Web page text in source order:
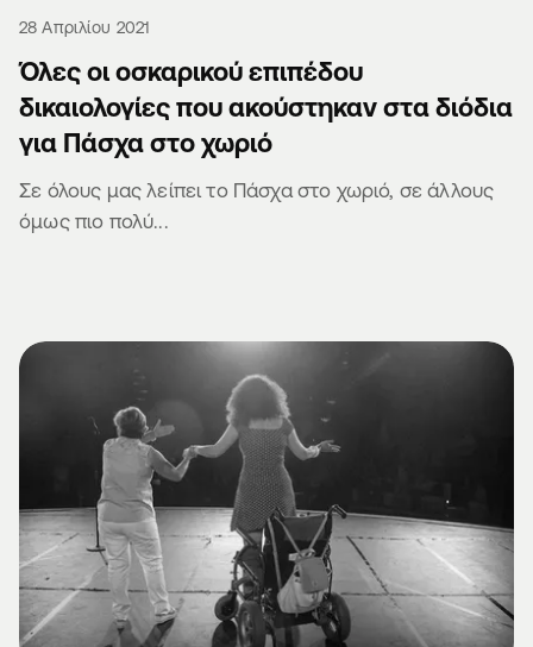
28 Απριλίου 2021
Όλες οι οσκαρικού επιπέδου
δικαιολογίες που ακούστηκαν στα διόδια
για Πάσχα στο χωριό
Σε όλους μας λείπει το Πάσχα στο χωριό, σε άλλους
όμως πιο πολύ...